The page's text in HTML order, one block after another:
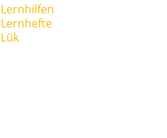
Lernhilfen
Lernhefte
Lük